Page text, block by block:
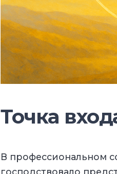
Точка
В профессиональном